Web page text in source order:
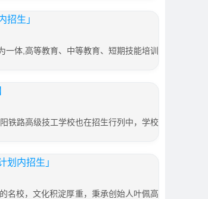
招生」
体,高等教育、中等教育、短期技能培训
铁路高级技工学校也在招生行列中，学校
划内招生」
名校，文化积淀厚重，秉承创始人叶佩高